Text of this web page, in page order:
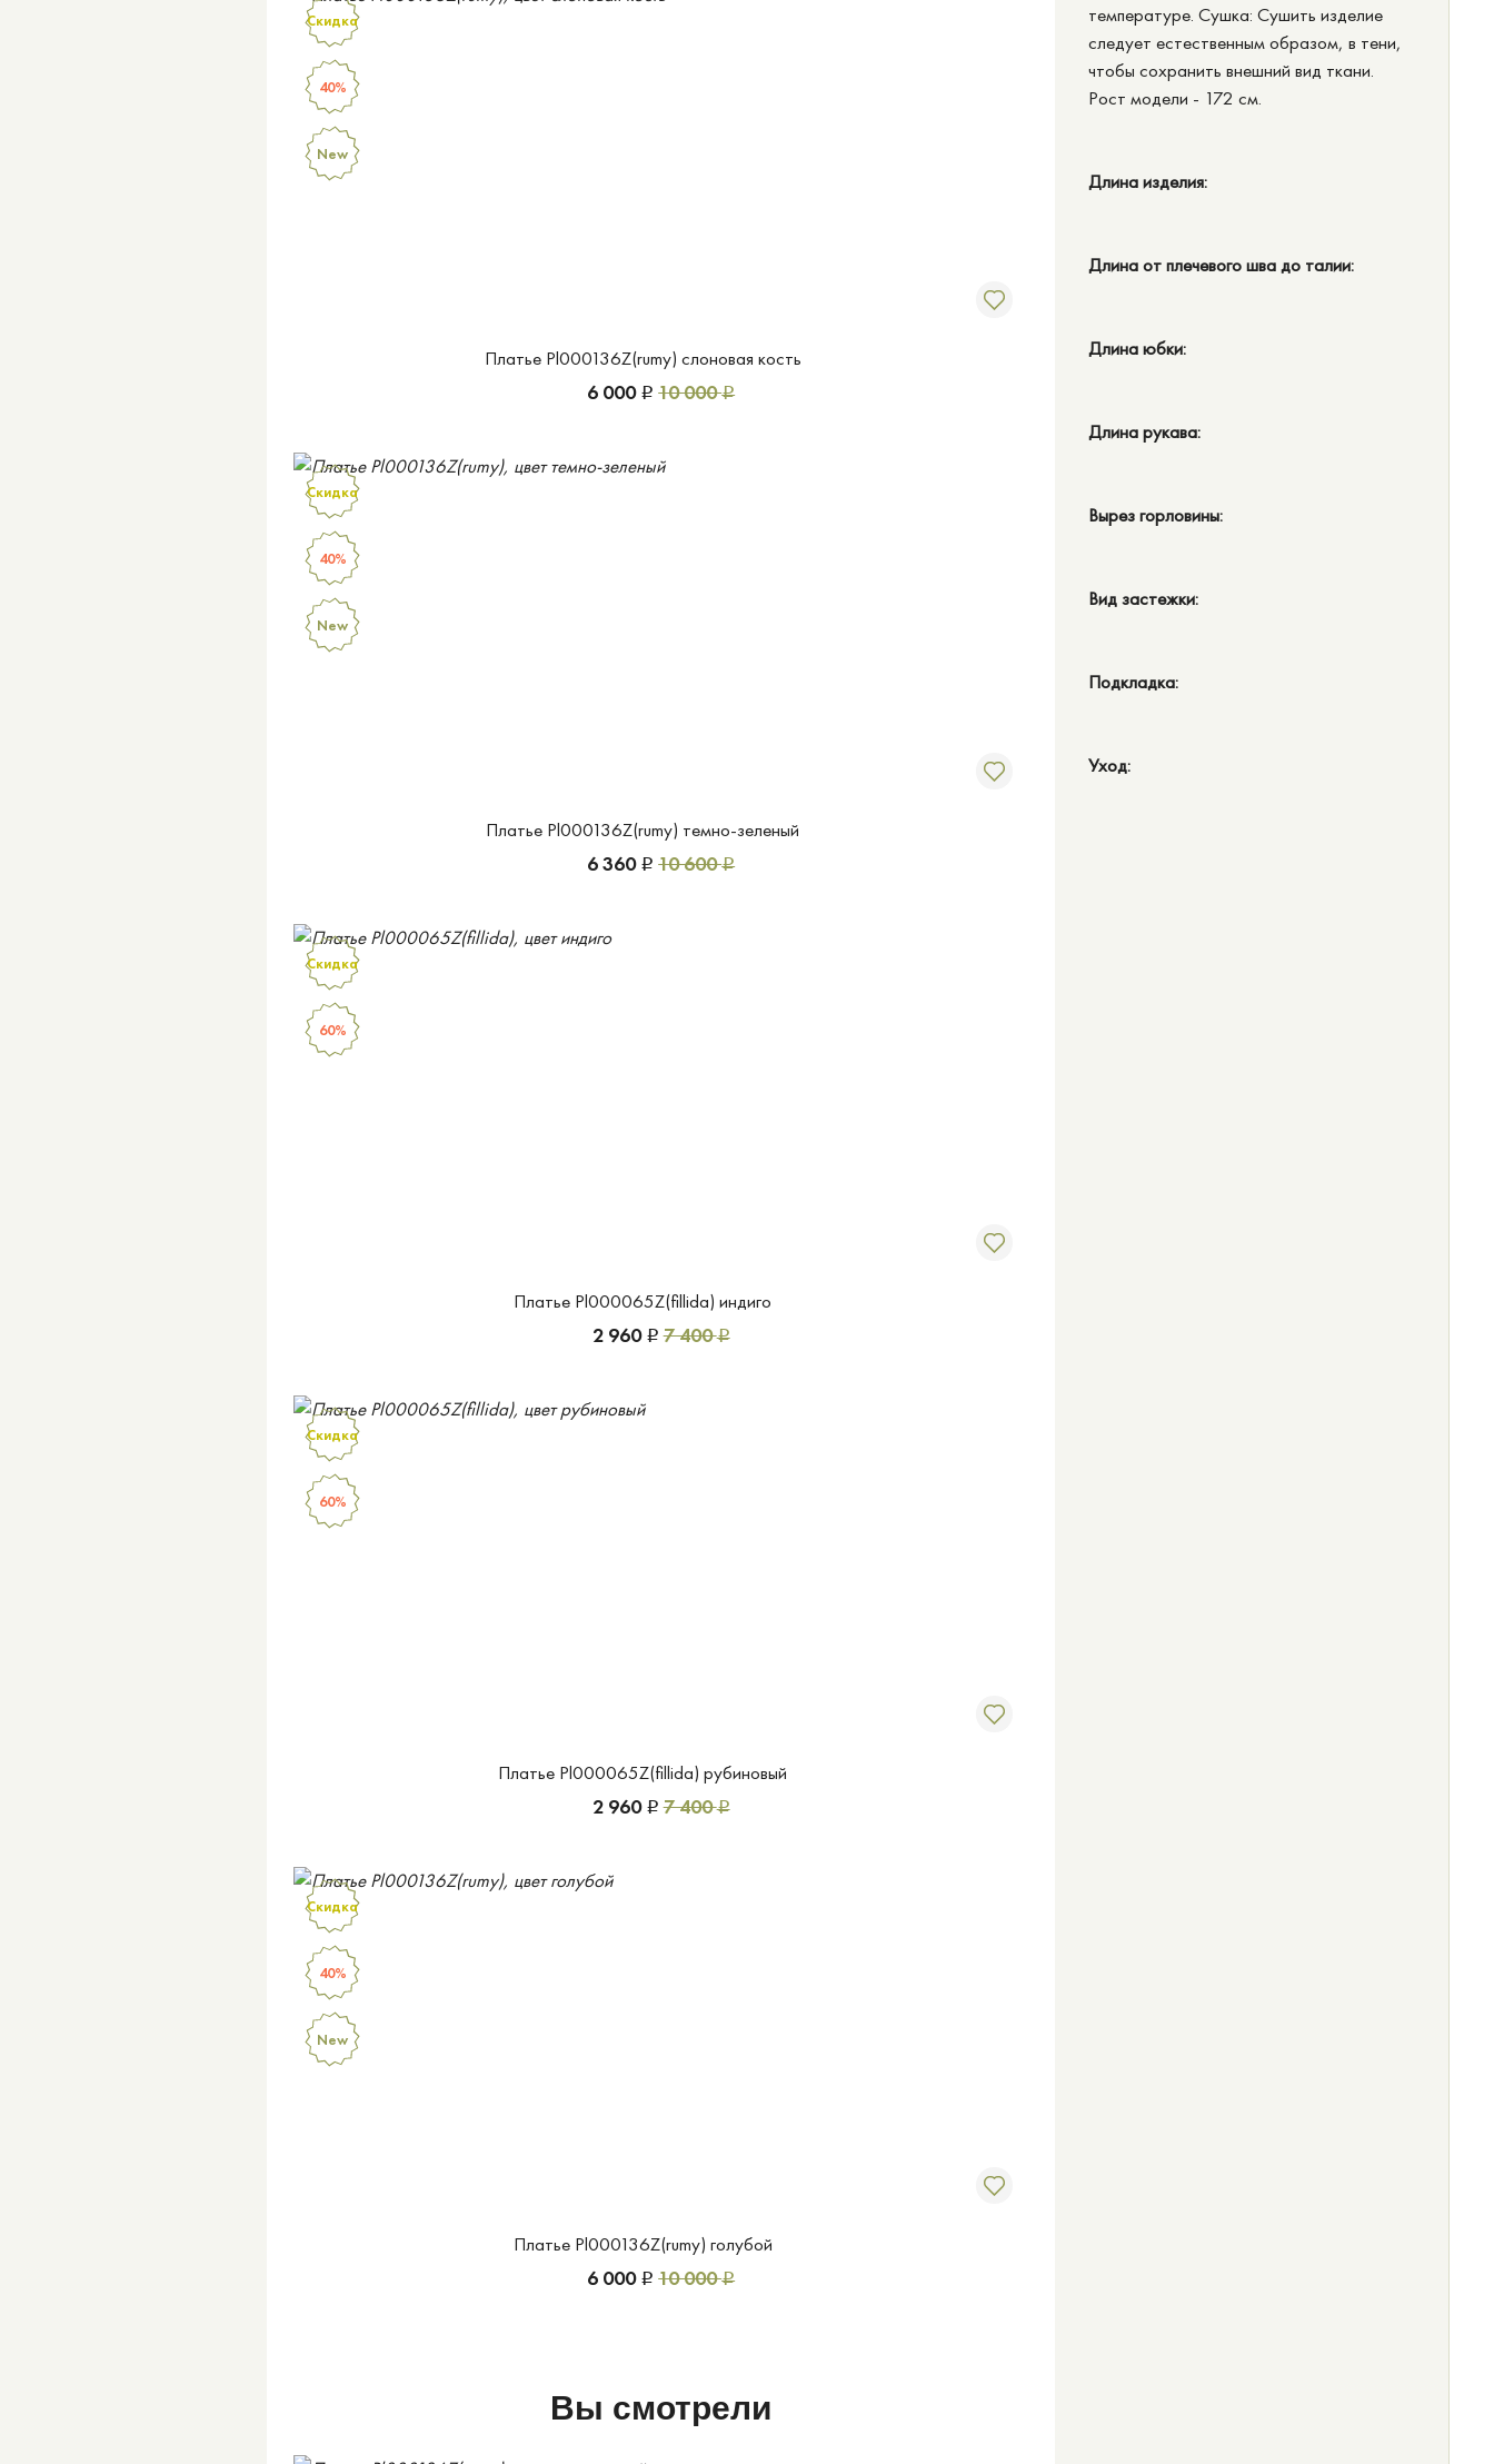
Платье Pl000136Z(rumy) слоновая кость
6 000 Р 10 000Р
Скидка
40%
New
Платье Pl000136Z(rumy) темно-зеленый
6 360 Р 10 600Р
Скидка
40%
New
Платье Pl000065Z(fillida) индиго
2 960 Р 7 400Р
Скидка
60%
Платье Pl000065Z(fillida) рубиновый
2 960 Р 7 400Р
Скидка
60%
Платье Pl000136Z(rumy) голубой
6 000 Р 10 000Р
Скидка
40%
New
Вы смотрели
температуре. Сушка: Сушить изделие
следует естественным образом, в тени,
чтобы сохранить внешний вид ткани.
Рост модели - 172 см.
Длина изделия:
Длина от плечевого шва до талии:
Длина юбки:
Длина рукава:
Вырез горловины:
Вид застежки:
Подкладка:
Уход: